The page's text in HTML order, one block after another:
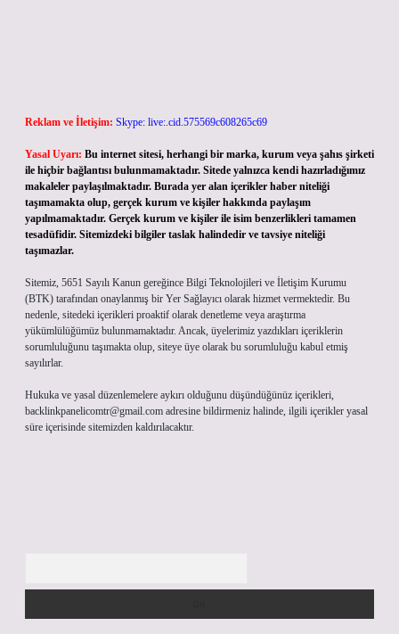
Reklam ve İletişim: Skype: live:.cid.575569c608265c69
Yasal Uyarı: Bu internet sitesi, herhangi bir marka, kurum veya şahıs şirketi
ile hiçbir bağlantısı bulunmamaktadır. Sitede yalnızca kendi hazırladığımız
makaleler paylaşılmaktadır. Burada yer alan içerikler haber niteliği
taşımamakta olup, gerçek kurum ve kişiler hakkında paylaşım
yapılmamaktadır. Gerçek kurum ve kişiler ile isim benzerlikleri tamamen
tesadüfidir. Sitemizdeki bilgiler taslak halindedir ve tavsiye niteliği
taşımazlar.
Sitemiz, 5651 Sayılı Kanun gereğince Bilgi Teknolojileri ve İletişim Kurumu
(BTK) tarafından onaylanmış bir Yer Sağlayıcı olarak hizmet vermektedir. Bu
nedenle, sitedeki içerikleri proaktif olarak denetleme veya araştırma
yükümlülüğümüz bulunmamaktadır. Ancak, üyelerimiz yazdıkları içeriklerin
sorumluluğunu taşımakta olup, siteye üye olarak bu sorumluluğu kabul etmiş
sayılırlar.
Hukuka ve yasal düzenlemelere aykırı olduğunu düşündüğünüz içerikleri,
backlinkpanelicomtr@gmail.com adresine bildirmeniz halinde, ilgili içerikler yasal
süre içerisinde sitemizden kaldırılacaktır.